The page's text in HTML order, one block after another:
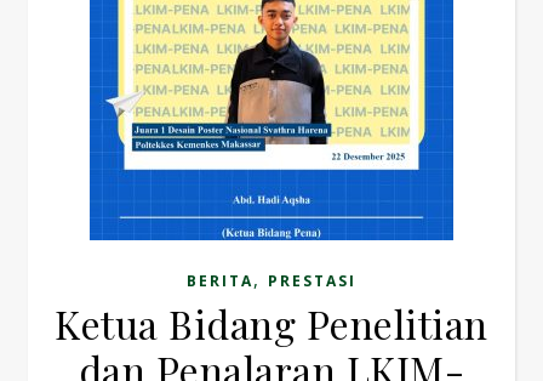
BERITA, PRESTASI
Ketua Bidang Penelitian
dan Penalaran LKIM-